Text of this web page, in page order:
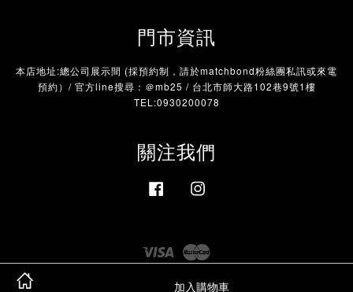
加入購物車
門市資訊
本店地址:總公司展示間 (採預約制，請於matchbond粉絲團私訊或來電
預約）/ 官方line搜尋：＠mb25 / 台北市師大路102巷9號1樓
TEL:0930200078
關注我們
Facebook
Visa
隱私政策|退款政策